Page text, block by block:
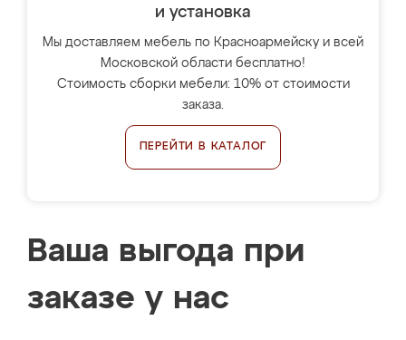
и установка
Мы доставляем мебель по Красноармейску и всей
Московской области бесплатно!
Стоимость сборки мебели: 10% от стоимости
заказа.
ПЕРЕЙТИ В КАТАЛОГ
Ваша выгода при
заказе у нас